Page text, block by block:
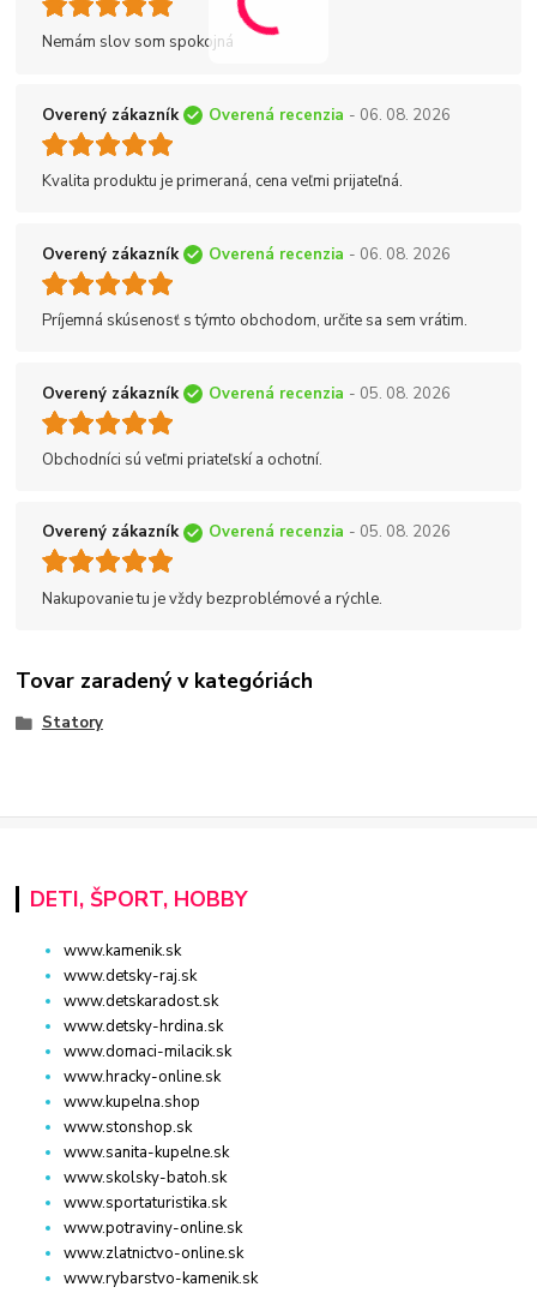
Nemám slov som spokojná
Overený zákazník Overená recenzia - 06. 08. 2026
Kvalita produktu je primeraná, cena veľmi prijateľná.
Overený zákazník Overená recenzia - 06. 08. 2026
Príjemná skúsenosť s týmto obchodom, určite sa sem vrátim.
Overený zákazník Overená recenzia - 05. 08. 2026
Obchodníci sú veľmi priateľskí a ochotní.
Overený zákazník Overená recenzia - 05. 08. 2026
Nakupovanie tu je vždy bezproblémové a rýchle.
Tovar zaradený v kategóriách
Statory
DETI, ŠPORT, HOBBY
www.kamenik.sk
www.detsky-raj.sk
www.detskaradost.sk
www.detsky-hrdina.sk
www.domaci-milacik.sk
www.hracky-online.sk
www.kupelna.shop
www.stonshop.sk
www.sanita-kupelne.sk
www.skolsky-batoh.sk
www.sportaturistika.sk
www.potraviny-online.sk
www.zlatnictvo-online.sk
www.rybarstvo-kamenik.sk